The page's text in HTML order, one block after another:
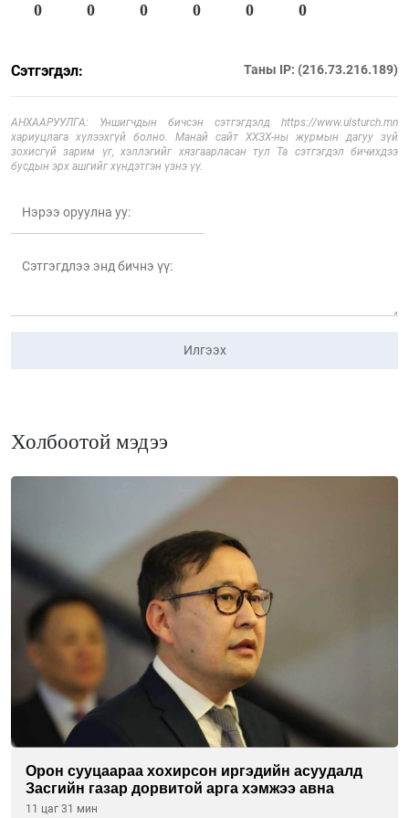
0 0 0 0 0 0
Сэтгэгдэл: Таны IP: (216.73.216.189)
АНХААРУУЛГА: Уншигчдын бичсэн сэтгэгдэлд https://www.ulsturch.mn
хариуцлага хүлээхгүй болно. Манай сайт ХХЗХ-ны журмын дагуу зүй
зохисгүй зарим үг, хэллэгийг хязгаарласан тул Та сэтгэгдэл бичихдээ
бусдын эрх ашгийг хүндэтгэн үзнэ үү.
Илгээх
Холбоотой мэдээ
Орон сууцаараа хохирсон иргэдийн асуудалд
Засгийн газар дорвитой арга хэмжээ авна
11 цаг 31 мин